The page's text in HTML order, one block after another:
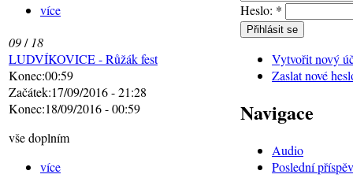
více
09/ 18
LUDVÍKOVICE - Růžák fest
Konec:00:59
Začátek:17/09/2016 - 21:28
Konec:18/09/2016 - 00:59
vše doplním
více
Heslo: *
Vytvořit nový
Zaslat nové
Navigace
Audio
Poslední